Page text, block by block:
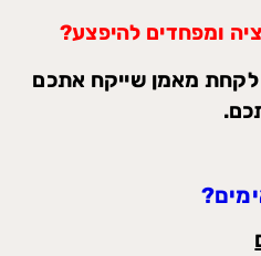
ומפחדים להיפצע?
לקחת מאמן שייקח אתכם